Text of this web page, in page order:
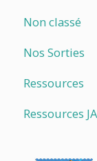
Non classé
Nos Sorties
Ressources
Ressources